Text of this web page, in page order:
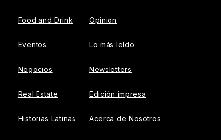
Food and Drink
Eventos
Negocios
Real Estate
Historias Latinas
Opinión
Lo más leído
Newsletters
Edición impresa
Acerca de Nosotros